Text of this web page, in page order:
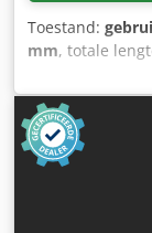
Toestand:
mm, totale
Kleur: Zilver
Documentatie
Dcodpfoy
Rotatiesnelheid